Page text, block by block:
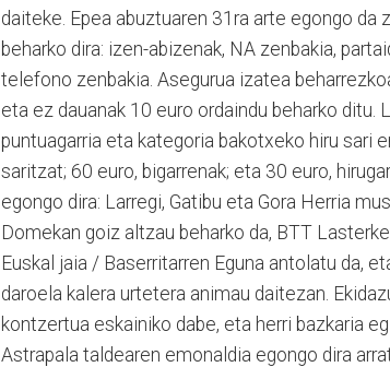
daiteke. Epea abuztuaren 31ra arte egongo
beharko dira: izen-abizenak, NA zenbakia,
telefono zenbakia. Asegurua izatea
eta ez dauanak 10 euro ordaindu beharko ditu.
puntuagarria eta kategoria bakotxeko hiru sari
saritzat; 60 euro, bigarrenak; eta 30 euro,
egongo dira: Larregi, Gatibu eta Gora Herria
Domekan goiz altzau beharko da, BTT
Euskal jaia / Baserritarren Eguna antolatu da,
daroela kalera urtetera animau daitezan.
kontzertua eskainiko dabe, eta herri bazkaria
Astrapala taldearen emonaldia egongo dira